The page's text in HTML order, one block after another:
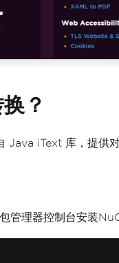
？
iText 库，提供
管理器控制台安装